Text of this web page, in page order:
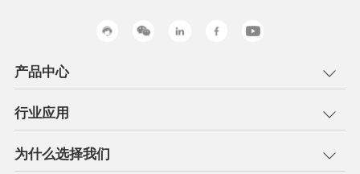
产品中心
行业应用
为什么选择我们